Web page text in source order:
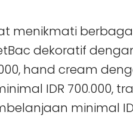
menikmati
dekoratif
hand cream
IDR 700.000,
minimal